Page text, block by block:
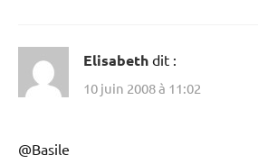
Elisabeth dit :
10 juin 2008 à 11:02
@Basile